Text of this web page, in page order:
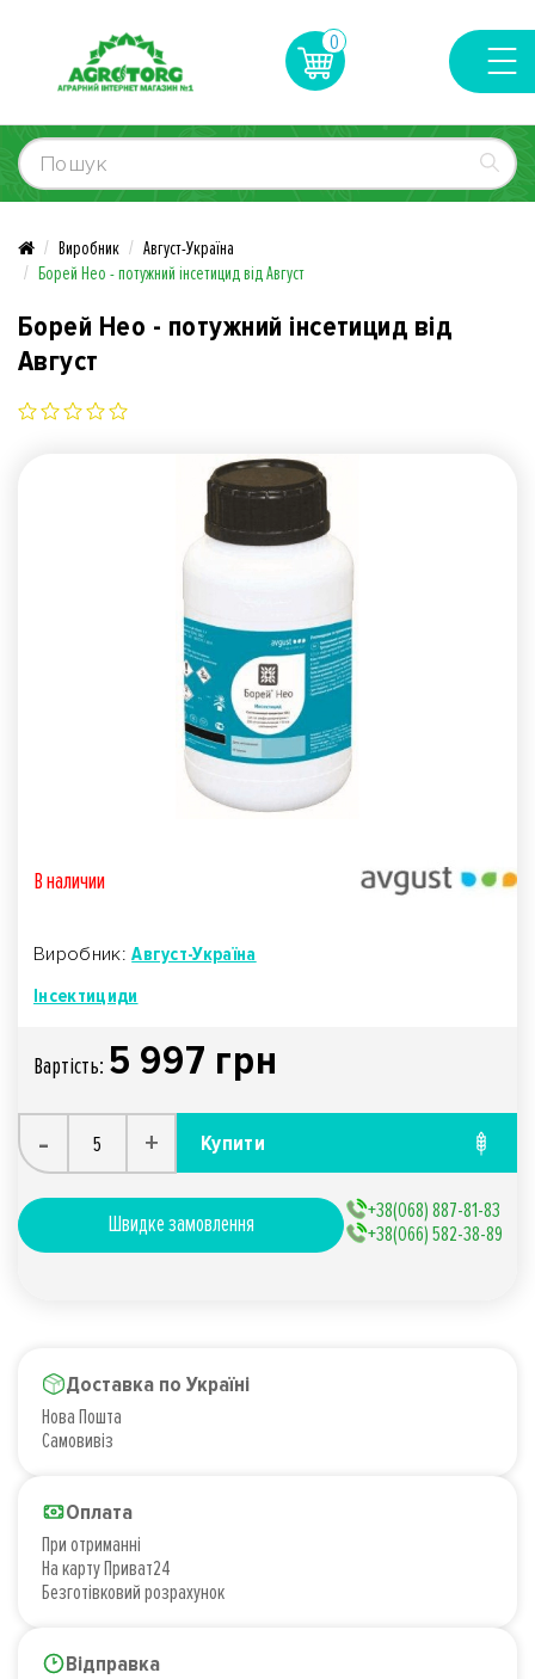
0
Виробник
Август-Україна
Борей Нео - потужний інсетицид від Август
Борей Нео - потужний інсетицид від
Август
В наличии
Виробник:Август-Україна
Інсектициди
Вартiсть: 5 997 грн
- + Купити
Швидке замовлення
+38(068) 887-81-83
+38(066) 582-38-89
Доставка по Україні
Нова Пошта
Самовивіз
Оплата
При отриманні
На карту Приват24
Безготівковий розрахунок
Відправка